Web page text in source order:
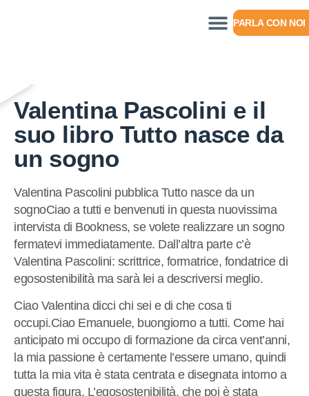
PARLA CON NOI
Valentina Pascolini e il
suo libro Tutto nasce da
un sogno
Valentina Pascolini pubblica Tutto nasce da un
sognoCiao a tutti e benvenuti in questa nuovissima
intervista di Bookness, se volete realizzare un sogno
fermatevi immediatamente. Dall’altra parte c’è
Valentina Pascolini: scrittrice, formatrice, fondatrice di
egosostenibilità ma sarà lei a descriversi meglio.
Ciao Valentina dicci chi sei e di che cosa ti
occupi.Ciao Emanuele, buongiorno a tutti. Come hai
anticipato mi occupo di formazione da circa vent’anni,
la mia passione è certamente l’essere umano, quindi
tutta la mia vita è stata centrata e disegnata intorno a
questa figura. L’egosostenibilità, che poi è stata